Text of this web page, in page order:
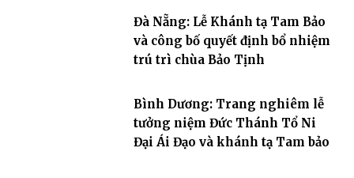
Đà Nẵng: Lễ Khánh tạ Tam Bảo
và công bố quyết định bổ nhiệm
trú trì chùa Bảo Tịnh
Bình Dương: Trang nghiêm lễ
tưởng niệm Đức Thánh Tổ Ni
Đại Ái Đạo và khánh tạ Tam bảo